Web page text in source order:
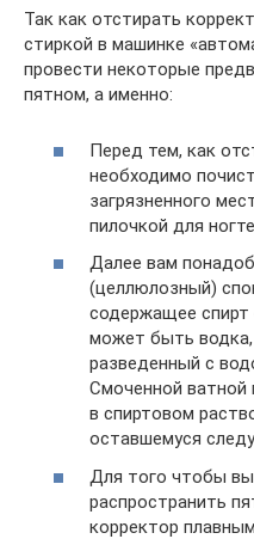
Так как отстирать
стиркой в машинке
провести некоторые
пятном, а именно:
Перед тем, как
необходимо
загрязненного
пилочкой для
Далее вам
(целлюлозный)
содержащее
может быть
разведенный с
Смоченной ватной
в спиртовом
оставшемуся
Для того чтобы
распространить
корректор